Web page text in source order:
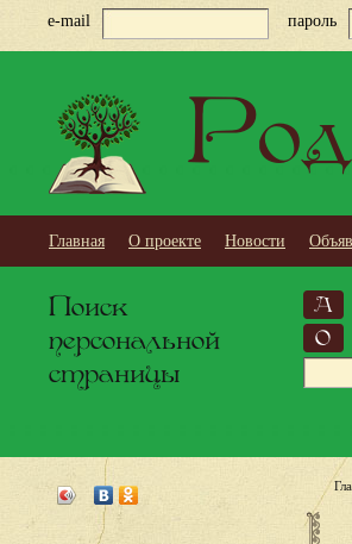
e-mail пароль
Главная О проекте Новости
Поиск
персональной
страницы
А
О